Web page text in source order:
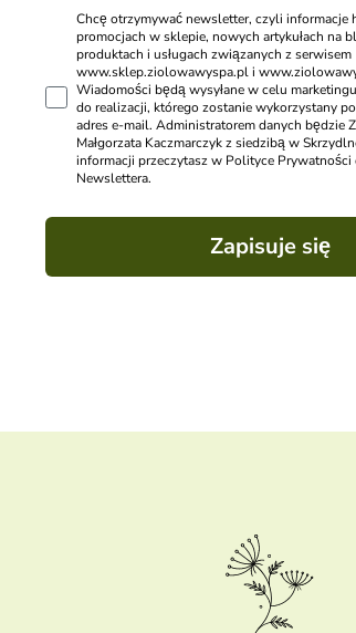
Chcę otrzymywać newsletter, czyli informacje
promocjach w sklepie, nowych artykułach na
produktach i usługach związanych z serwisem
www.sklep.ziolowawyspa.pl i
Wiadomości będą wysyłane w celu
do realizacji, którego zostanie wykorzystany
adres e-mail. Administratorem danych będzie
Małgorzata Kaczmarczyk z siedzibą w
informacji przeczytasz w Polityce Prywatności
Newslettera.
Zapisuje się